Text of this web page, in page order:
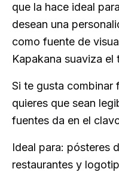
que la hace ideal
desean una
como fuente de
Kapakana suaviza el
Si te gusta combinar
quieres que sean
fuentes da en el
Ideal para: pósteres
restaurantes y